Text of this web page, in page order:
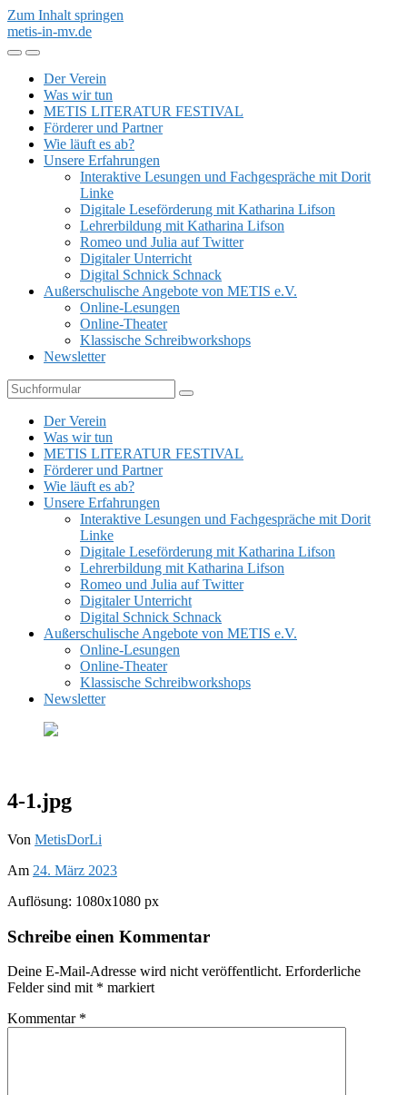
Zum Inhalt springen
metis-in-mv.de
Mobil-
umschalten
Suchfeld
umschalten
Der Verein
Was wir tun
METIS LITERATUR FESTIVAL
Förderer und Partner
Wie läuft es ab?
Unsere Erfahrungen
Interaktive Lesungen und Fachgespräche mit Dorit
Linke
Digitale Leseförderung mit Katharina Lifson
Lehrerbildung mit Katharina Lifson
Romeo und Julia auf Twitter
Digitaler Unterricht
Digital Schnick Schnack
Außerschulische Angebote von METIS e.V.
Online-Lesungen
Online-Theater
Klassische Schreibworkshops
Newsletter
Suchen
Der Verein
Was wir tun
METIS LITERATUR FESTIVAL
Förderer und Partner
Wie läuft es ab?
Unsere Erfahrungen
Interaktive Lesungen und Fachgespräche mit Dorit
Linke
Digitale Leseförderung mit Katharina Lifson
Lehrerbildung mit Katharina Lifson
Romeo und Julia auf Twitter
Digitaler Unterricht
Digital Schnick Schnack
Außerschulische Angebote von METIS e.V.
Online-Lesungen
Online-Theater
Klassische Schreibworkshops
Newsletter
4-1.jpg
Von MetisDorLi
Am 24. März 2023
Auflösung: 1080x1080 px
Schreibe einen Kommentar
Deine E-Mail-Adresse wird nicht veröffentlicht. Erforderliche
Felder sind mit * markiert
Kommentar *